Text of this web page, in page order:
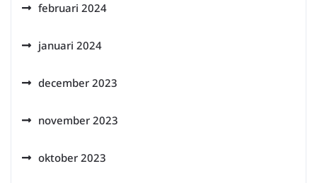
februari 2024
januari 2024
december 2023
november 2023
oktober 2023